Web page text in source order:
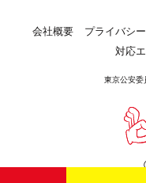
会社概要 プライバシ
対応
東京公安